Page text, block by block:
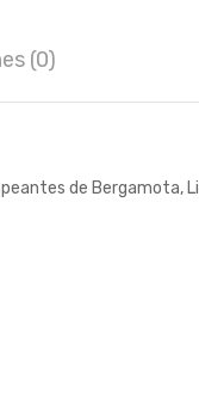
(0)
de Bergamota,